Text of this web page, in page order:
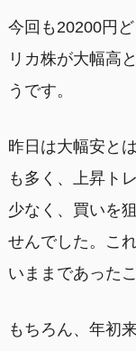
今回も20200円
リカ株が大幅高
うです。
昨日は大幅安と
も多く、上昇ト
少なく、買いを
せんでした。こ
いままであった
もちろん、年初